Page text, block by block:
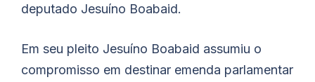
deputado Jesuíno Boabaid.
Em seu pleito Jesuíno Boabaid assumiu o
compromisso em destinar emenda parlamentar